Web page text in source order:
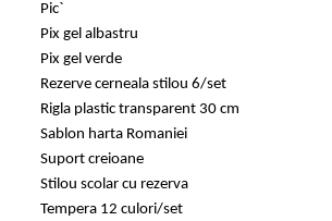
Pic`
Pix gel albastru
Pix gel verde
Rezerve cerneala stilou 6/set
Rigla plastic transparent 30 cm
Sablon harta Romaniei
Suport creioane
Stilou scolar cu rezerva
Tempera 12 culori/set